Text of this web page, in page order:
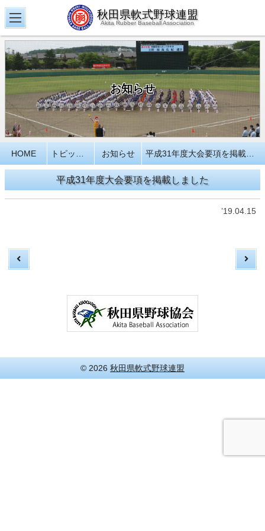
秋田県軟式野球連盟
Akita Rubber Baseball Association
お知らせ
HOME お知らせ 平成31年度大会要項を掲載しました
平成31年度大会要項を掲載しました
’19.04.15
© 2026 秋田県軟式野球連盟